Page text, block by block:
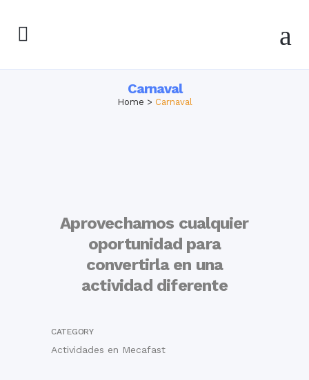
Carnaval
Home > Carnaval
Aprovechamos cualquier
oportunidad para
convertirla en una
actividad diferente
CATEGORY
Actividades en Mecafast